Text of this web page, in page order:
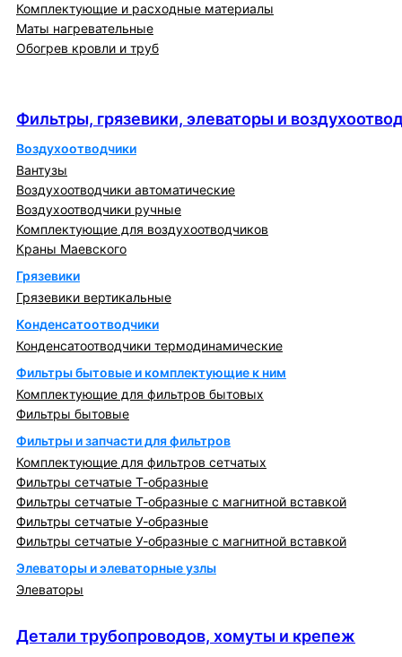
Комплектующие и расходные материалы
Маты нагревательные
Обогрев кровли и труб
Фильтры, грязевики, элеваторы и
Воздухоотводчики
Вантузы
Воздухоотводчики автоматические
Воздухоотводчики ручные
Комплектующие для воздухоотводчиков
Краны Маевского
Грязевики
Грязевики вертикальные
Конденсатоотводчики
Конденсатоотводчики термодинамические
Фильтры бытовые и комплектующие к ним
Комплектующие для фильтров бытовых
Фильтры бытовые
Фильтры и запчасти для фильтров
Комплектующие для фильтров сетчатых
Фильтры сетчатые Т-образные
Фильтры сетчатые Т-образные с магнитной вставкой
Фильтры сетчатые У-образные
Фильтры сетчатые У-образные с магнитной вставкой
Элеваторы и элеваторные узлы
Элеваторы
Детали трубопроводов, хомуты и крепеж